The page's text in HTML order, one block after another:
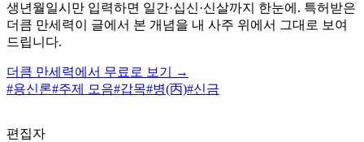
생년월일시만 입력하면 일간·십신·신살까지 한눈에. 특허받은
더큼 만세력이 글에서 본 개념을 내 사주 위에서 그대로 보여
드립니다.
더큼 만세력에서 무료로 보기 →
#용신론#주제 모음#갑목#병(丙)#신금
편집자